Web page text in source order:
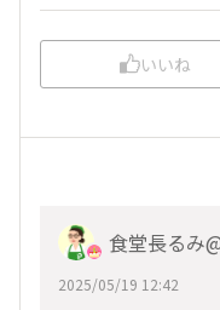
いいね
食堂長るみ
2025/05/19 12:42